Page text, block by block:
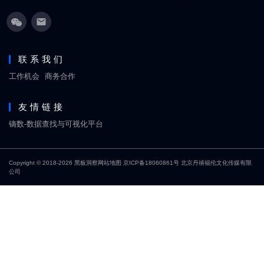
联系我们
工作机会 商务合作
友情链接
镝数-数据查找与可视化平台
Copyright © 2018-2026 黑板洞察网站地图 京ICP备18060861号 北京丹禧福伦文化传媒有限
公司